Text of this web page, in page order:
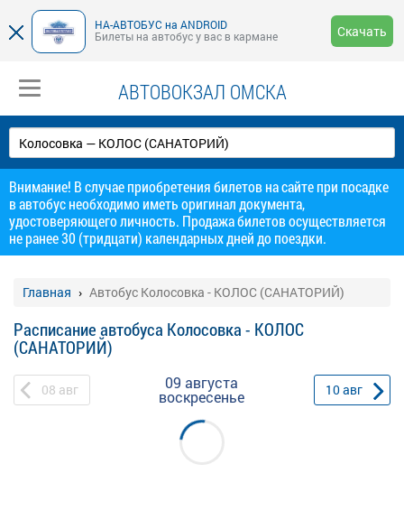
НА-АВТОБУС на ANDROID
Билеты на автобус у вас в кармане
Скачать
АВТОВОКЗАЛ ОМСКА
Внимание! В случае приобретения билетов на сайте при посадке
в автобус необходимо иметь оригинал документа,
удостоверяющего личность. Продажа билетов осуществляется
не ранее 30 (тридцати) календарных дней до поездки.
Главная Автобус Колосовка - КОЛОС (САНАТОРИЙ)
Расписание автобуса Колосовка - КОЛОС
(САНАТОРИЙ)
08 авг 09 августа
воскресенье 10авг